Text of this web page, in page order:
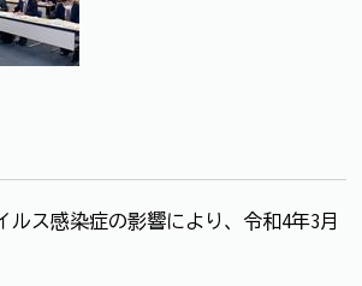
ス感染症の影響により、令和4年3月